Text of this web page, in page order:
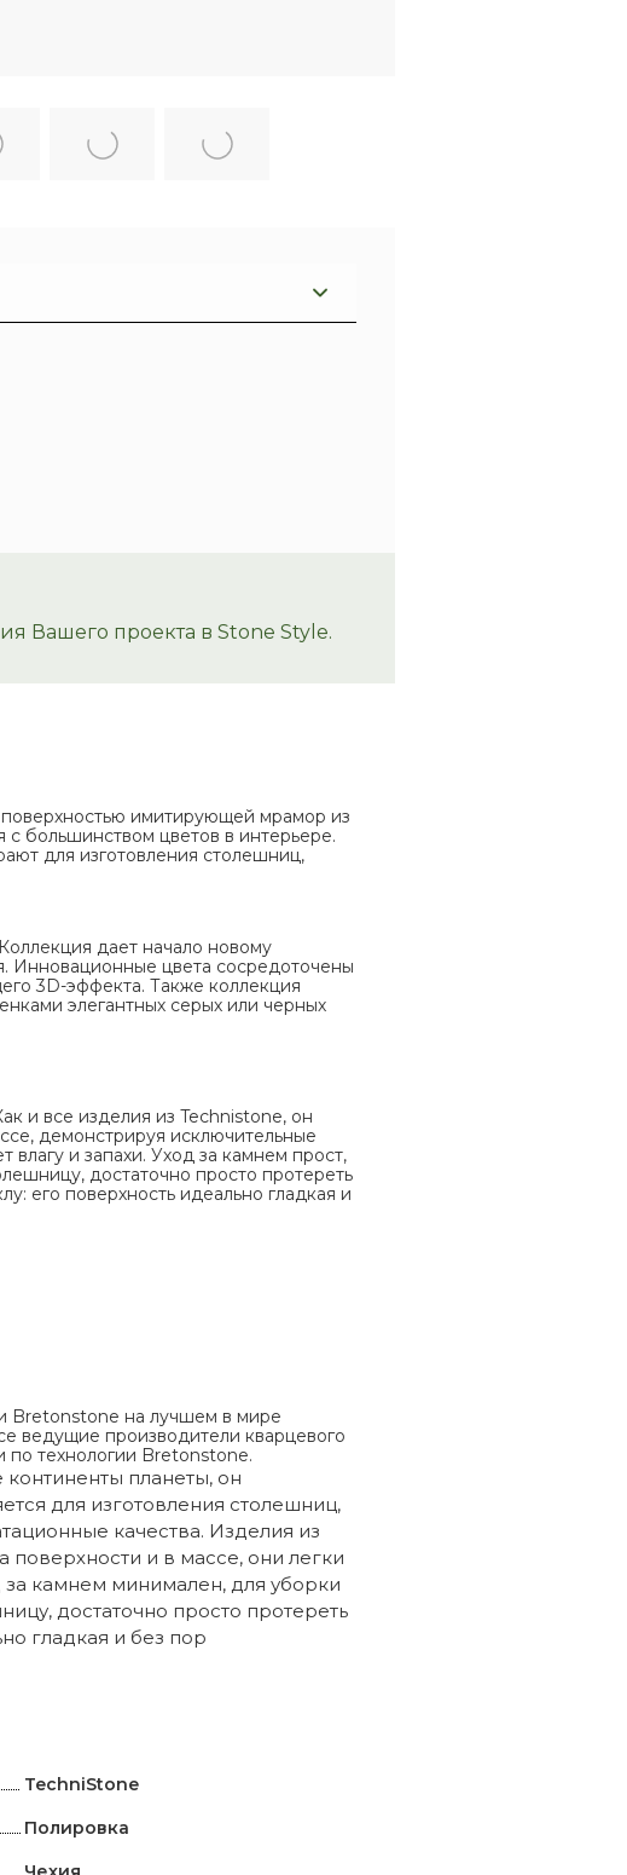
Вашего проекта в Stone Style.
поверхностью имитирующей мрамор из
с большинством цветов в интерьере.
для изготовления столешниц,
дает начало новому
Инновационные цвета сосредоточены
3D-эффекта. Также коллекция
элегантных серых или черных
и все изделия из Technistone, он
демонстрируя исключительные
влагу и запахи. Уход за камнем прост,
достаточно просто протереть
его поверхность идеально гладкая и
Bretonstone на лучшем в мире
ведущие производители кварцевого
по технологии Bretonstone.
планеты, он
для изготовления столешниц,
качества. Изделия из
поверхности и в массе, они легки
за камнем минимален, для уборки
достаточно просто протереть
гладкая и без пор
TechniStone
Полировка